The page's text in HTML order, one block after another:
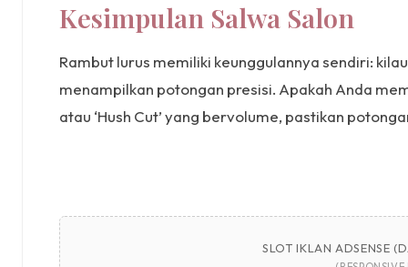
Kesimpulan Salwa Salon
Rambut lurus memiliki keunggulannya sendiri:
menampilkan potongan presisi. Apakah Anda
atau ‘Hush Cut’ yang bervolume, pastikan
SLOT IKLAN ADSENSE